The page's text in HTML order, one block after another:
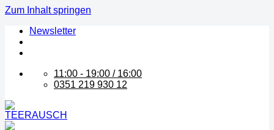
Zum Inhalt springen
Newsletter
11:00 - 19:00 / 16:00
0351 219 930 12